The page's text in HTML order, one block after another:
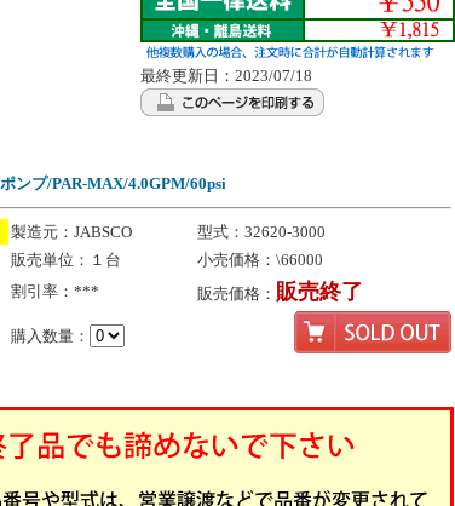
最終更新日：2023/07/18
ンプ/PAR-MAX/4.0GPM/60psi
製造元：JABSCO
型式：32620-3000
販売単位：１台
小売価格：\66000
割引率：***
販売価格： 販売終了
購入数量：